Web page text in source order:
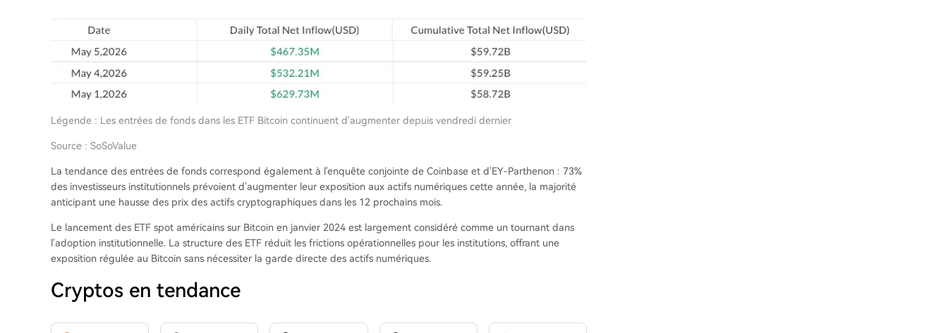
Légende : Les entrées de fonds dans les ETF Bitcoin continuent d'augmenter depuis vendredi dernier
Source : SoSoValue
La tendance des entrées de fonds correspond également à l'enquête conjointe de Coinbase et d'EY-Parthenon : 73%
des investisseurs institutionnels prévoient d'augmenter leur exposition aux actifs numériques cette année, la majorité
anticipant une hausse des prix des actifs cryptographiques dans les 12 prochains mois.
Le lancement des ETF spot américains sur Bitcoin en janvier 2024 est largement considéré comme un tournant dans
l'adoption institutionnelle. La structure des ETF réduit les frictions opérationnelles pour les institutions, offrant une
exposition régulée au Bitcoin sans nécessiter la garde directe des actifs numériques.
Cryptos en tendance